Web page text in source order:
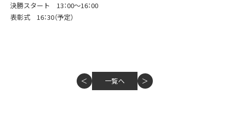
決勝スタート 13：00～16：00
表彰式 16：30（予定）
＜ 一覧へ ＞